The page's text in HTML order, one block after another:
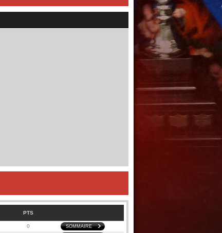
PTS
0 SOMMAIRE